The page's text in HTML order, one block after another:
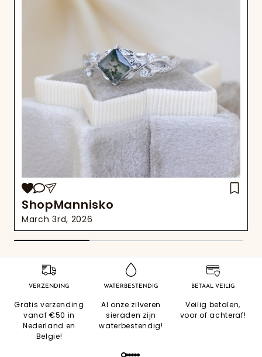
ShopMannisko
March 3rd, 2026
VERZENDING
Gratis verzending
vanaf €50 in
Nederland en
Belgie!
WATERBESTENDIG
Al onze zilveren
sieraden zijn
waterbestendig!
BETAAL VEILIG
Veilig betalen,
voor of achteraf!